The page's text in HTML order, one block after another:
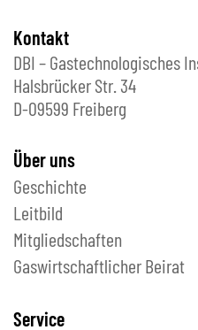
Kontakt
DBI – Gastechnologisches
Halsbrücker Str. 34
D-09599 Freiberg
Über uns
Geschichte
Leitbild
Mitgliedschaften
Gaswirtschaftlicher Beirat
Service